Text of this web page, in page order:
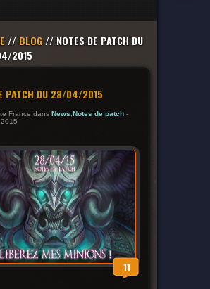
// BLOG// NOTES DE PATCH DU
2015
PATCH DU 28/04/2015
France dans News, Notes de patch-
11